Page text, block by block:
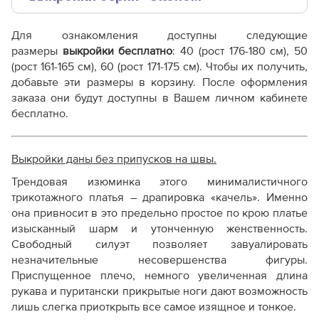
Справочник - виды швов
Терминология машинных работ
Терминология ВТО
Дополнение к технологии пошива
Чтобы покупка оправдала ваши ожидания, пожалуйста,
ознакомьтесь с ключевыми отличиями от наших
стандартных лекал:
Очень низкая
стандарта)
рынка)
Отсутствуют
(закладываются
самостоятельно)
Размерный ряд
Сокращенныйряд
Полный
Для ознакомления доступны следующие
размеры выкройки бесплатно: 40 (рост 176-180 см), 50
(рост 161-165 см), 60 (рост 171-175 см). Чтобы их получить,
добавьте эти размеры в корзину. После оформления
заказа они будут доступны в Вашем личном кабинете
бесплатно.
Выкройки даны без припусков на швы.
Трендовая изюминка этого минималистичного
трикотажного платья – драпировка «качель». Именно
она привносит в это предельно простое по крою платье
изысканный шарм и утонченную женственность.
Свободный силуэт позволяет завуалировать
незначительные несовершенства фигуры.
Приспущенное плечо, немного увеличенная длина
рукава и пуритански прикрытые ноги дают возможность
лишь слегка приоткрыть все самое изящное и тонкое.